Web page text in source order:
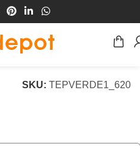
SKU: TEPVERDE1_620